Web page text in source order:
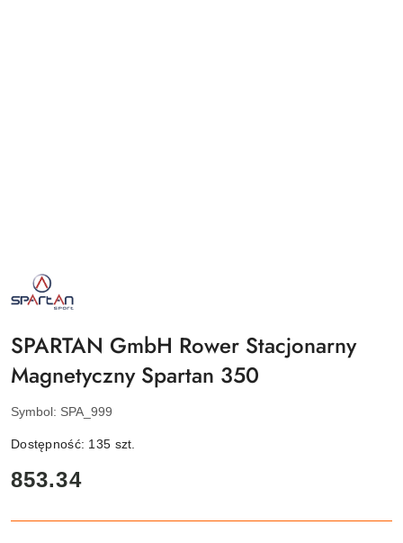
NAZWA
PRODUCENTA:
SPARTAN
SPARTAN GmbH Rower Stacjonarny
Magnetyczny Spartan 350
Symbol: SPA_999
Dostępność: 135 szt.
cena:
853.34